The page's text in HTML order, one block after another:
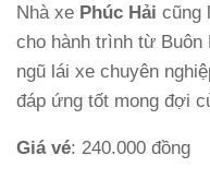
Nhà xe Phúc Hải cũng
cho hành trình từ
ngũ lái xe chuyên
đáp ứng tốt mong đợi
Giá vé: 240.000 đồng